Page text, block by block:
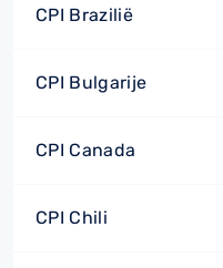
CPI Brazilië
CPI Bulgarije
CPI Canada
CPI Chili